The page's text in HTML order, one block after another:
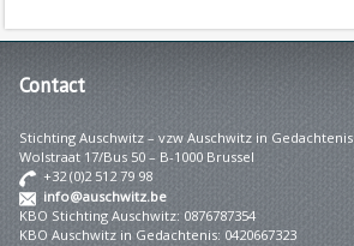
Contact
Stichting Auschwitz – vzw Auschwitz in Gedachtenis
Wolstraat 17/Bus 50 – B-1000 Brussel
+32 (0)2 512 79 98
info@auschwitz.be
KBO Stichting Auschwitz: 0876787354
KBO Auschwitz in Gedachtenis: 0420667323